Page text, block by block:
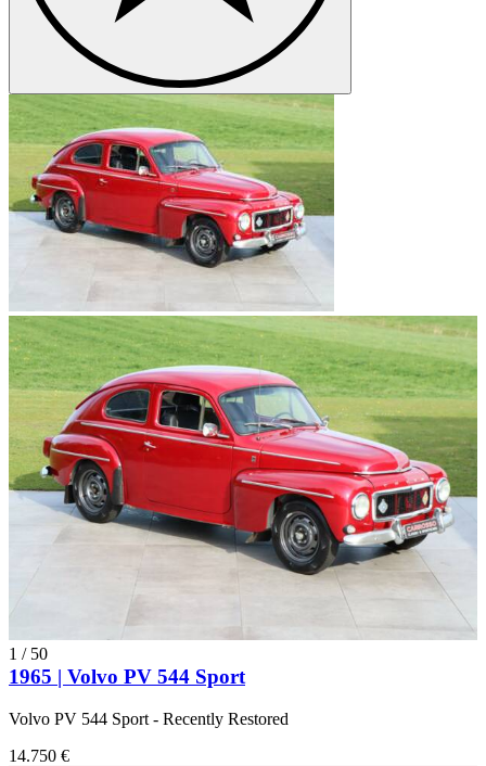
1 / 50
1965 | Volvo PV 544 Sport
Volvo PV 544 Sport - Recently Restored
14.750 €